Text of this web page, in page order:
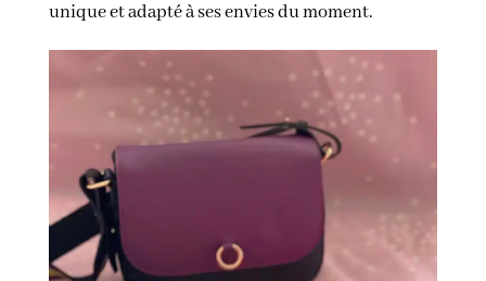
unique et adapté à ses envies du moment.